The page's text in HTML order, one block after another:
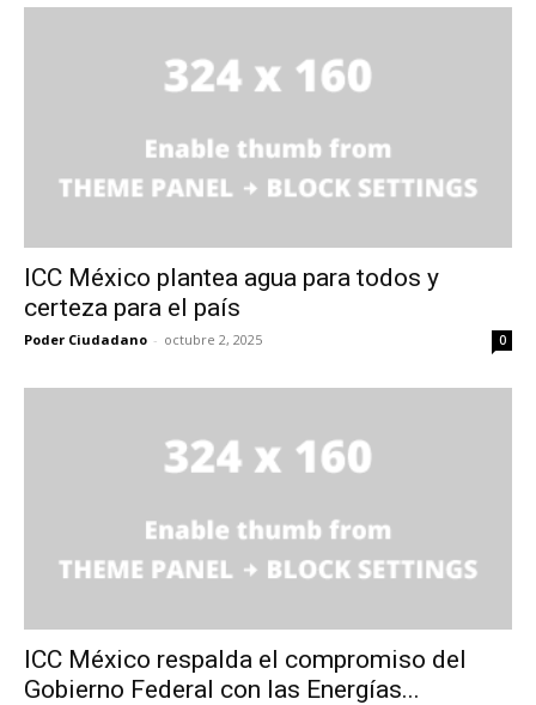
ICC México plantea agua para todos y
certeza para el país
Poder Ciudadano - octubre 2, 2025 0
ICC México respalda el compromiso del
Gobierno Federal con las Energías...